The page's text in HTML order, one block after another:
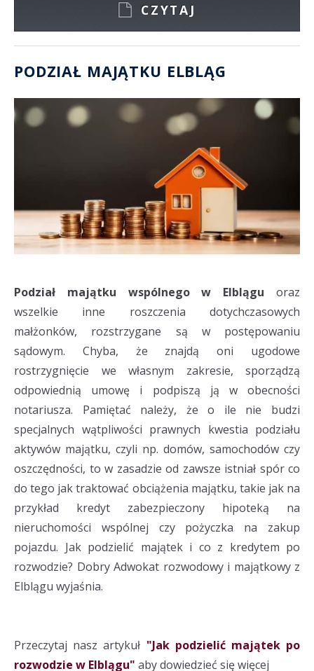
CZYTAJ
PODZIAŁ MAJĄTKU ELBLĄG
Podział majątku wspólnego w Elblągu oraz
wszelkie inne roszczenia dotychczasowych
małżonków, rozstrzygane są w postępowaniu
sądowym. Chyba, że znajdą oni ugodowe
rostrzygnięcie we własnym zakresie, sporządzą
odpowiednią umowę i podpiszą ją w obecności
notariusza. Pamiętać należy, że o ile nie budzi
specjalnych wątpliwości prawnych kwestia podziału
aktywów majątku, czyli np. domów, samochodów czy
oszczędności, to w zasadzie od zawsze istniał spór co
do tego jak traktować obciążenia majątku, takie jak na
przykład kredyt zabezpieczony hipoteką na
nieruchomości wspólnej czy pożyczka na zakup
pojazdu. Jak podzielić majątek i co z kredytem po
rozwodzie? Dobry Adwokat rozwodowy i majątkowy z
Elblągu wyjaśnia.
Przeczytaj nasz artykuł "Jak podzielić majątek po
rozwodzie w Elblągu" aby dowiedzieć się więcej